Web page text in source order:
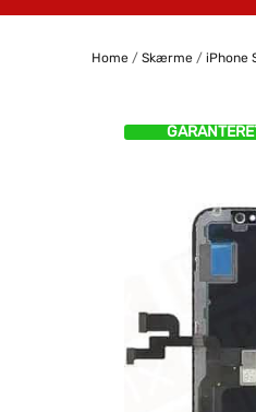
Home/ Skærme/ iPhone